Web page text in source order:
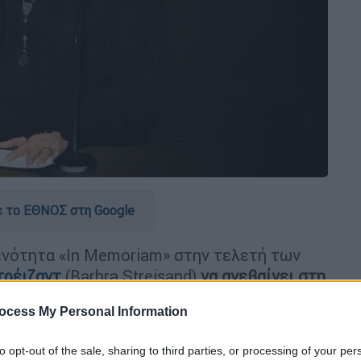
My Personal Information
opt-out of the sale, sharing to third parties, or processing of your
το ΕΘΝΟΣ στη Google
«In Memoriam» στην τελετή των
(Barbra Streisand)να ανεβαίνει στη
στενό της φίλο
από τη ζωή τον Σεπτέμβριο του